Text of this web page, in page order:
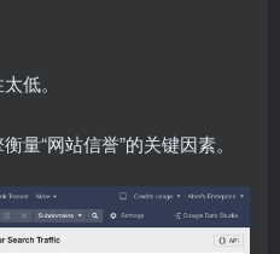
低。
量“网站信誉”的关键因素。